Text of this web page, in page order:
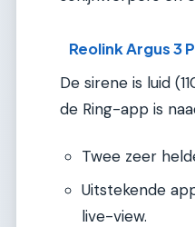
Reolink Argus 3
De sirene is luid
de Ring-app is
Twee zeer
Uitstekende
live-view.